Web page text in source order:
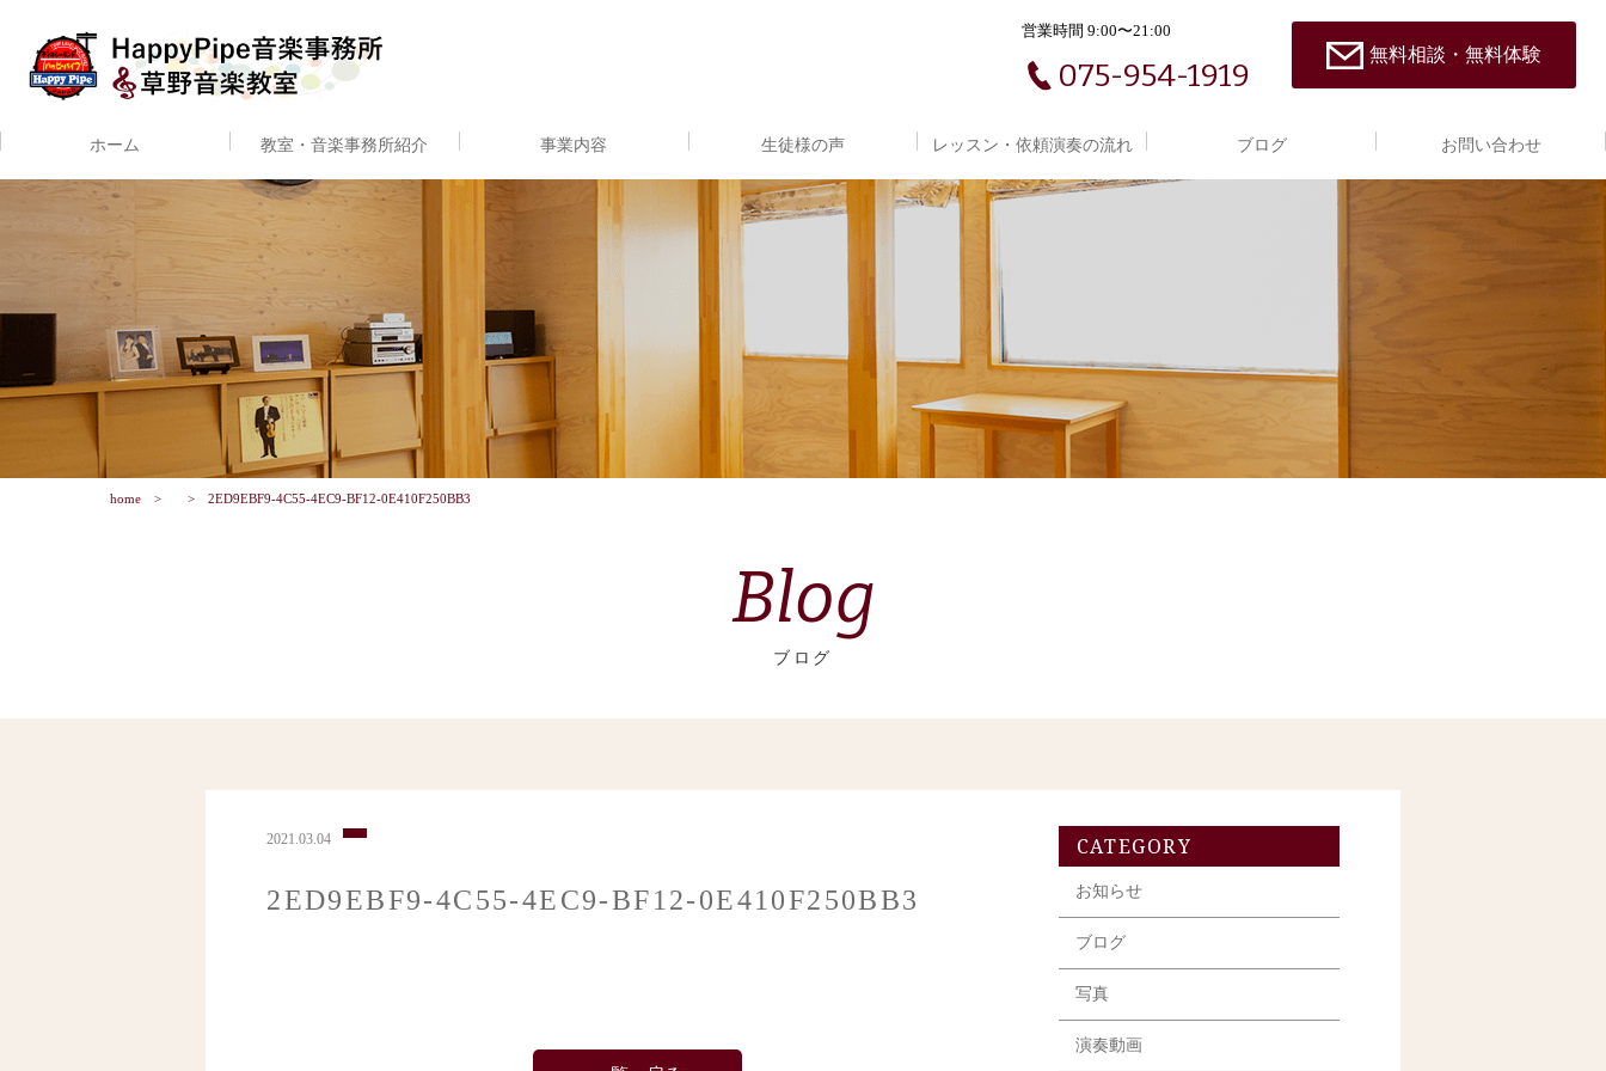
営業時間 9:00〜21:00
075-954-1919
無料相談・無料体験
ホーム 教室・音楽事務所紹介 事業内容 生徒様の声 レッスン・依頼演奏の流れ ブログ お問い合わせ
home 2ED9EBF9-4C55-4EC9-BF12-0E410F250BB3
Blog
ブログ
2021.03.04
2ED9EBF9-4C55-4EC9-BF12-0E410F250BB3
CATEGORY
お知らせ
ブログ
写真
演奏動画